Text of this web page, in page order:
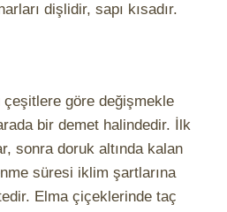
dişlidir, sapı kısadır.
çeşitlere göre değişmekle
bir demet halindedir. İlk
sonra doruk altında kalan
süresi iklim şartlarına
Elma çiçeklerinde taç